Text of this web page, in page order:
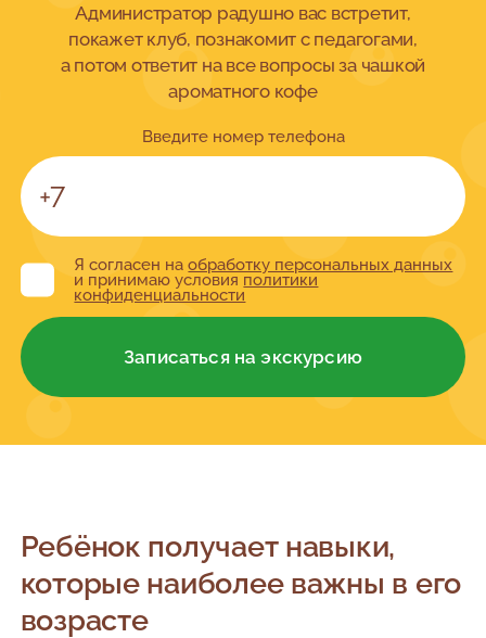
Администратор радушно вас встретит,
покажет клуб, познакомит с педагогами,
а потом ответит на все вопросы за чашкой
ароматного кофе
Введите номер телефона
Я согласен наобработку персональных данных
и принимаю условия политики
конфиденциальности
Записаться на экскурсию
Ребёнок получает навыки,
которые наиболее важны в его
возрасте